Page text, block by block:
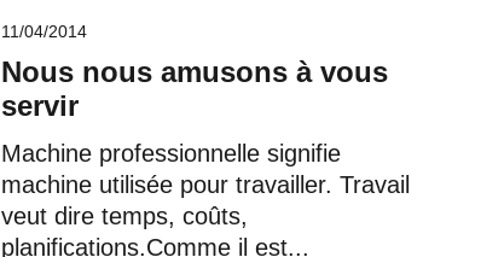
11/04/2014
Nous nous amusons à vous
servir
Machine professionnelle signifie
machine utilisée pour travailler. Travail
veut dire temps, coûts,
planifications.Comme il est...